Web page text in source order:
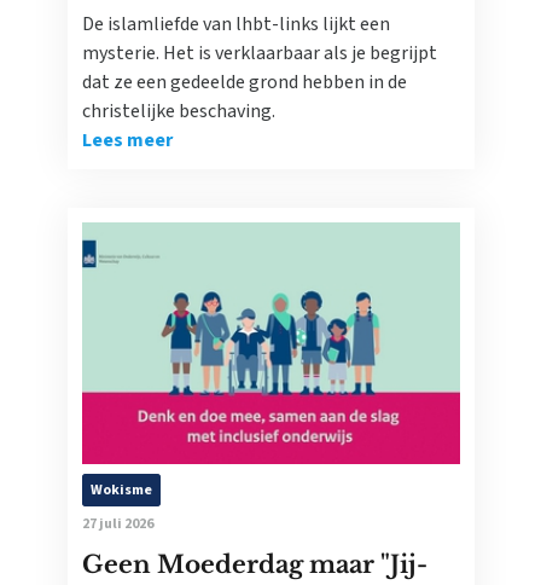
De islamliefde van lhbt-links lijkt een
mysterie. Het is verklaarbaar als je begrijpt
dat ze een gedeelde grond hebben in de
christelijke beschaving.
Lees meer
Wokisme
27 juli 2026
Geen Moederdag maar "Jij-